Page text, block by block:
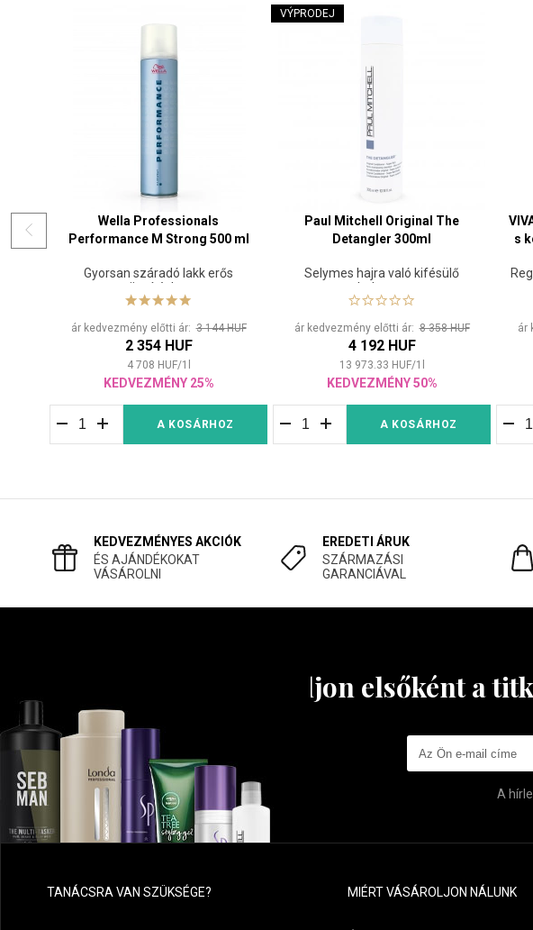
Wella Professionals
Performance M Strong 500 ml
Gyorsan száradó lakk erős
rögzítéshez
ár kedvezmény előtti ár:3 144 HUF
2 354 HUF
4 708 HUF/1
KEDVEZMÉNY 25%
A KOSÁRHOZ
VÝPRODEJ
Paul Mitchell Original The
Detangler 300ml
Selymes hajra való kifésülő
balzsam
ár kedvezmény előtti ár:8 358 HUF
4 192 HUF
13 973.33 HUF/1
KEDVEZMÉNY 50%
A KOSÁRHOZ
s
ár
KEDVEZMÉNYES AKCIÓK
ÉS AJÁNDÉKOKAT
VÁSÁROLNI
EREDETI ÁRUK
SZÁRMAZÁSI
GARANCIÁVAL
Tudjon elsőként a
A
TANÁCSRA VAN SZÜKSÉGE? MIÉRT VÁSÁROLJON NÁLUNK